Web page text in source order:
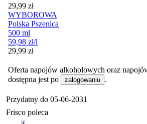
Cena
29,99 zł
WYBOROWA
Polska Pszenica
500 ml
59,98 zł/l
Cena
29,99 zł
Oferta napojów alkoholowych oraz
dostępna jest po
zalogowaniu .
Przydatny do 05-06-2031
Frisco poleca